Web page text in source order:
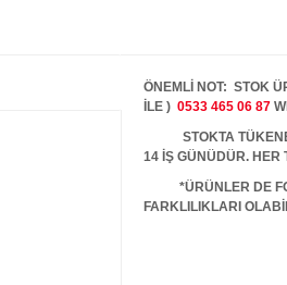
ÖNEMLİ NOT: STOK
İLE ) 0533 465 06 87
STOKTA TÜKENEN
14 İŞ GÜNÜDÜR. HER
*ÜRÜNLER DE
FARKLILIKLARI